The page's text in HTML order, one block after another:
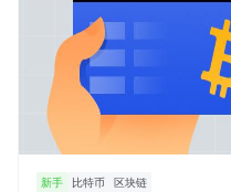
新手 比特币 区块链